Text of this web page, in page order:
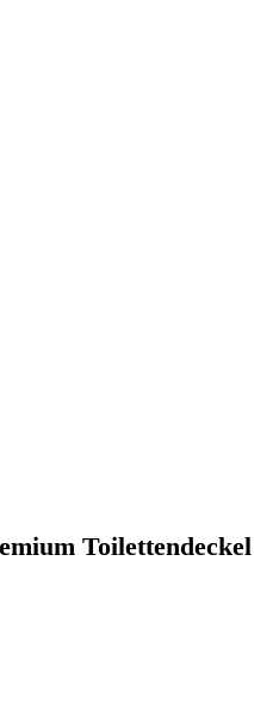
Toilettendeckel